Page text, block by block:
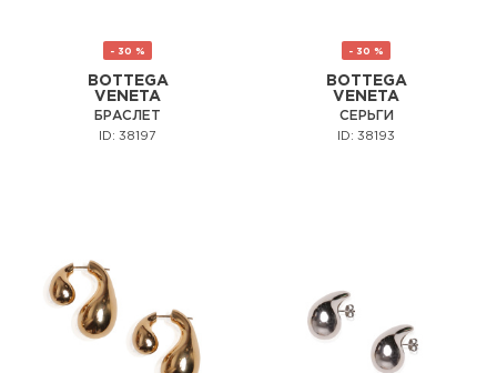
- 30 %
BOTTEGA
VENETA
БРАСЛЕТ
ID: 38197
- 30 %
BOTTEGA
VENETA
СЕРЬГИ
ID: 38193